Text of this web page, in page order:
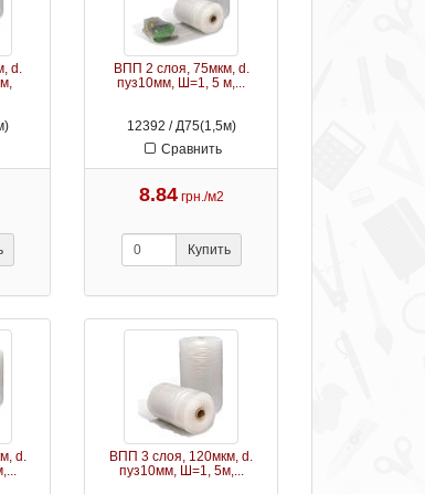
d.
ВПП 2 слоя, 75мкм, d.
пуз10мм, Ш=1, 5 м,...
12392 / Д75(1,5м)
Сравнить
8.84 грн./м2
Купить
d.
ВПП 3 слоя, 120мкм, d.
пуз10мм, Ш=1, 5м,...